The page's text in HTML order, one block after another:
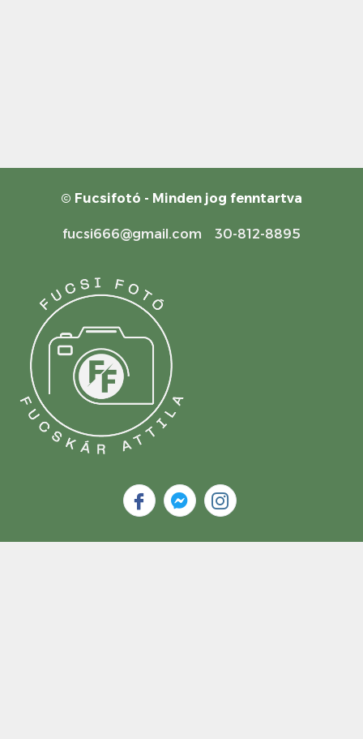
© Fucsifotó - Minden jog fenntartva
fucsi666@gmail.com 30-812-8895